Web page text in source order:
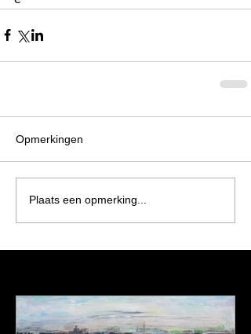
Opmerkingen
Plaats een opmerking...